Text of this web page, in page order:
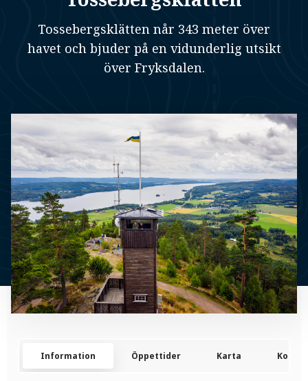
Tossebergsklätten når 343 meter över
havet och bjuder på en vidunderlig utsikt
över Fryksdalen.
Information Öppettider Karta